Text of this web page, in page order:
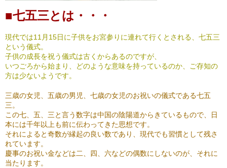
■七五三とは・・・
現代では11月15日に子供をお宮参りに連れて行くとされる、七五三
という儀式。
子供の成長を祝う儀式は古くからあるのですが、
いつごろから始まり、どのような意味を持っているのか、ご存知の
方は少ないようです。
三歳の女児、五歳の男児、七歳の女児のお祝いの儀式である七五
三。
この七、五、三と言う数字は中国の陰陽道からきているもので、日
本には千年以上も前に伝わってきた思想です。
それによると奇数が縁起の良い数であり、現代でも習慣として残さ
れています。
慶事のお祝い金などは二、四、六などの偶数にしないのが、それに
当たります。